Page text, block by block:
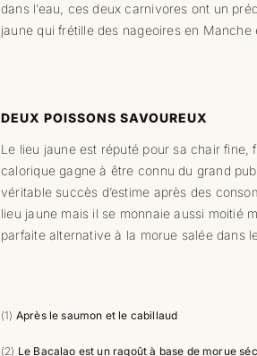
dans l’eau, ces deux carnivores ont un
jaune qui frétille des nageoires en
DEUX POISSONS SAVOUREUX
Le lieu jaune est réputé pour sa chair
calorique gagne à être connu du grand
véritable succès d’estime après des
lieu jaune mais il se monnaie aussi moitié
parfaite alternative à la morue salée dans
(1) Après le saumon et le cabillaud
(2) Le Bacalao est un ragoût à base de morue